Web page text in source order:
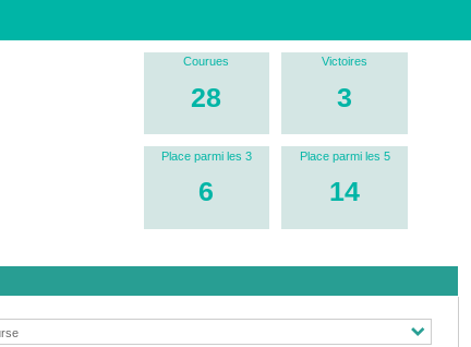
Courues
28
Victoires
3
Place parmi les 3
6
Place parmi les 5
14